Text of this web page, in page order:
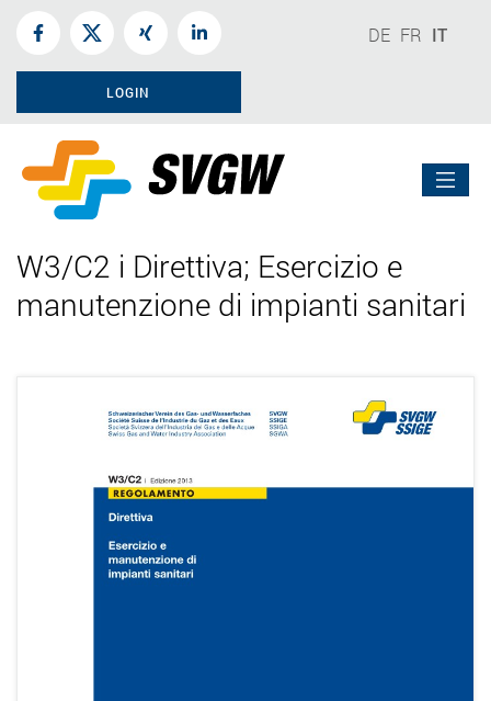
DE FR IT
LOGIN
W3/C2 i Direttiva; Esercizio e
manutenzione di impianti sanitari